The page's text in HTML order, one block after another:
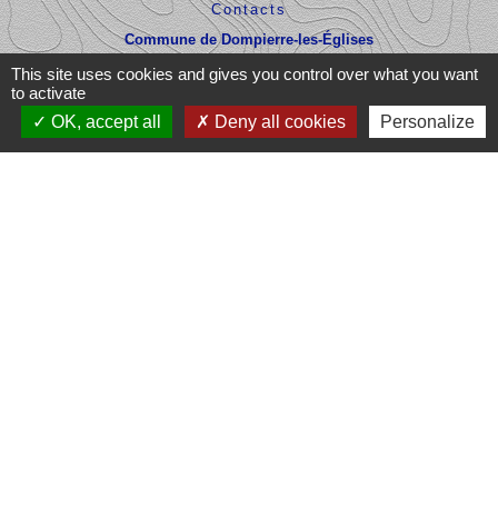
Contacts
Commune de Dompierre-les-Églises
87190 Dompierre-les-Églises - FRANCE
+33 5 55 68 53 78
nous contacter
This site uses cookies and gives you control over what you want
to activate
OK, accept all
Deny all cookies Personalize